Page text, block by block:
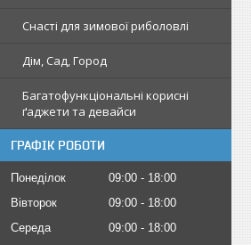
Снасті для зимової риболовлі
Дім, Сад, Город
Багатофункціональні корисні
ґаджети та девайси
ГРАФІК РОБОТИ
Понеділок 09:00
18:00
Вівторок
09:00
18:00
Середа
09:00
18:00